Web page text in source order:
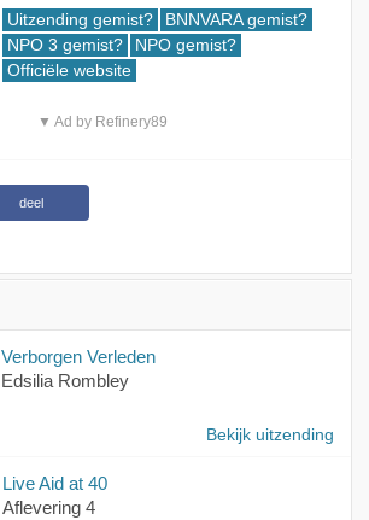
Uitzending gemist?
BNNVARA gemist?
NPO 3 gemist?
NPO gemist?
Officiële website
▼ Ad by Refinery89
deel
Verborgen Verleden
Edsilia Rombley
Bekijk uitzending
Live Aid at 40
Aflevering 4